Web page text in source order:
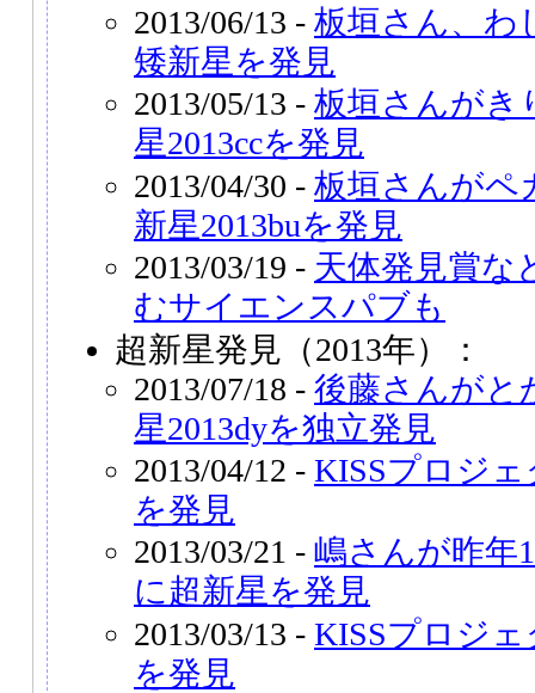
2013/06/13 - 板垣さん、わ
矮新星を発見
2013/05/13 - 板垣さんがき
星2013ccを発見
2013/04/30 - 板垣さんがペ
新星2013buを発見
2013/03/19 - 天体発見賞
むサイエンスパブも
超新星発見（2013年）：
2013/07/18 - 後藤さんがと
星2013dyを独立発見
2013/04/12 - KISSプロジェ
を発見
2013/03/21 - 嶋さんが昨年
に超新星を発見
2013/03/13 - KISSプロジェ
を発見